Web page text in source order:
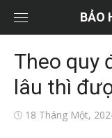
BẢO
Theo quy
lâu thì
Đăng18 Tháng Một,